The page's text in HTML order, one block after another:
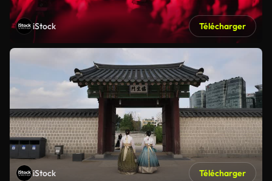
iStock Télécharger
iStock Télécharger